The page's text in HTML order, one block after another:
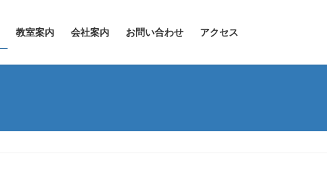
教室案内 会社案内 お問い合わせ アクセス